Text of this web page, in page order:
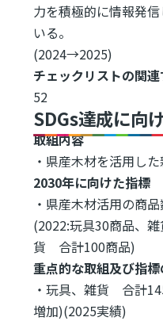
力を積極的に情報発
いる。
(2024→2025)
チェックリストの関
52
SDGs達成に向
取組内容
・県産木材を活用し
2030年に向けた指標
・県産木材活用の商
(2022:玩具30商品、
貨 合計100商品)
重点的な取組及び指
・玩具、雑貨 合計
増加)(2025実績)